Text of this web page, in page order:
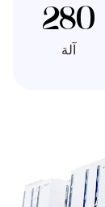
280
آلة